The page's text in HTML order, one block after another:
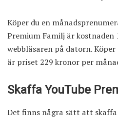
Köper du en
Premium Familj är kostnaden
webbläsaren på datorn.
är priset 229 kronor per
Skaffa YouTube
Det finns några sätt att